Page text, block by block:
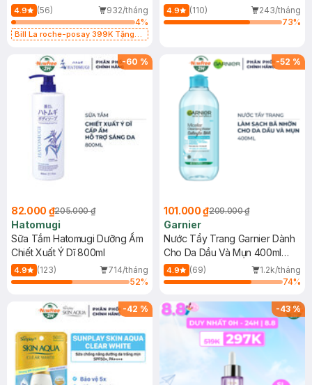
Dụng 40ml
4.9 (56)
932/tháng
4%
Bill La roche-posay 399K Tặng
(SL có hạn)
40ml
4.9 (110)
243/tháng
73%
-60 %
82.000 ₫205.000 ₫
Hatomugi
Sữa Tắm Hatomugi Dưỡng Ẩm
Chiết Xuất Ý Dĩ 800ml
4.9 (123)
714/tháng
52%
-52 %
101.000 ₫209.000 ₫
Garnier
Nước Tẩy Trang Garnier Dành
Cho Da Dầu Và Mụn 400ml
(Mới)
4.9 (69)
1.2k/tháng
74%
-42 % -43%